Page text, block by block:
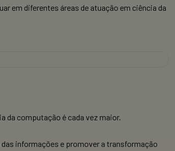
em diferentes áreas de atuação em ciência da
da computação é cada vez maior.
informações e promover a transformação